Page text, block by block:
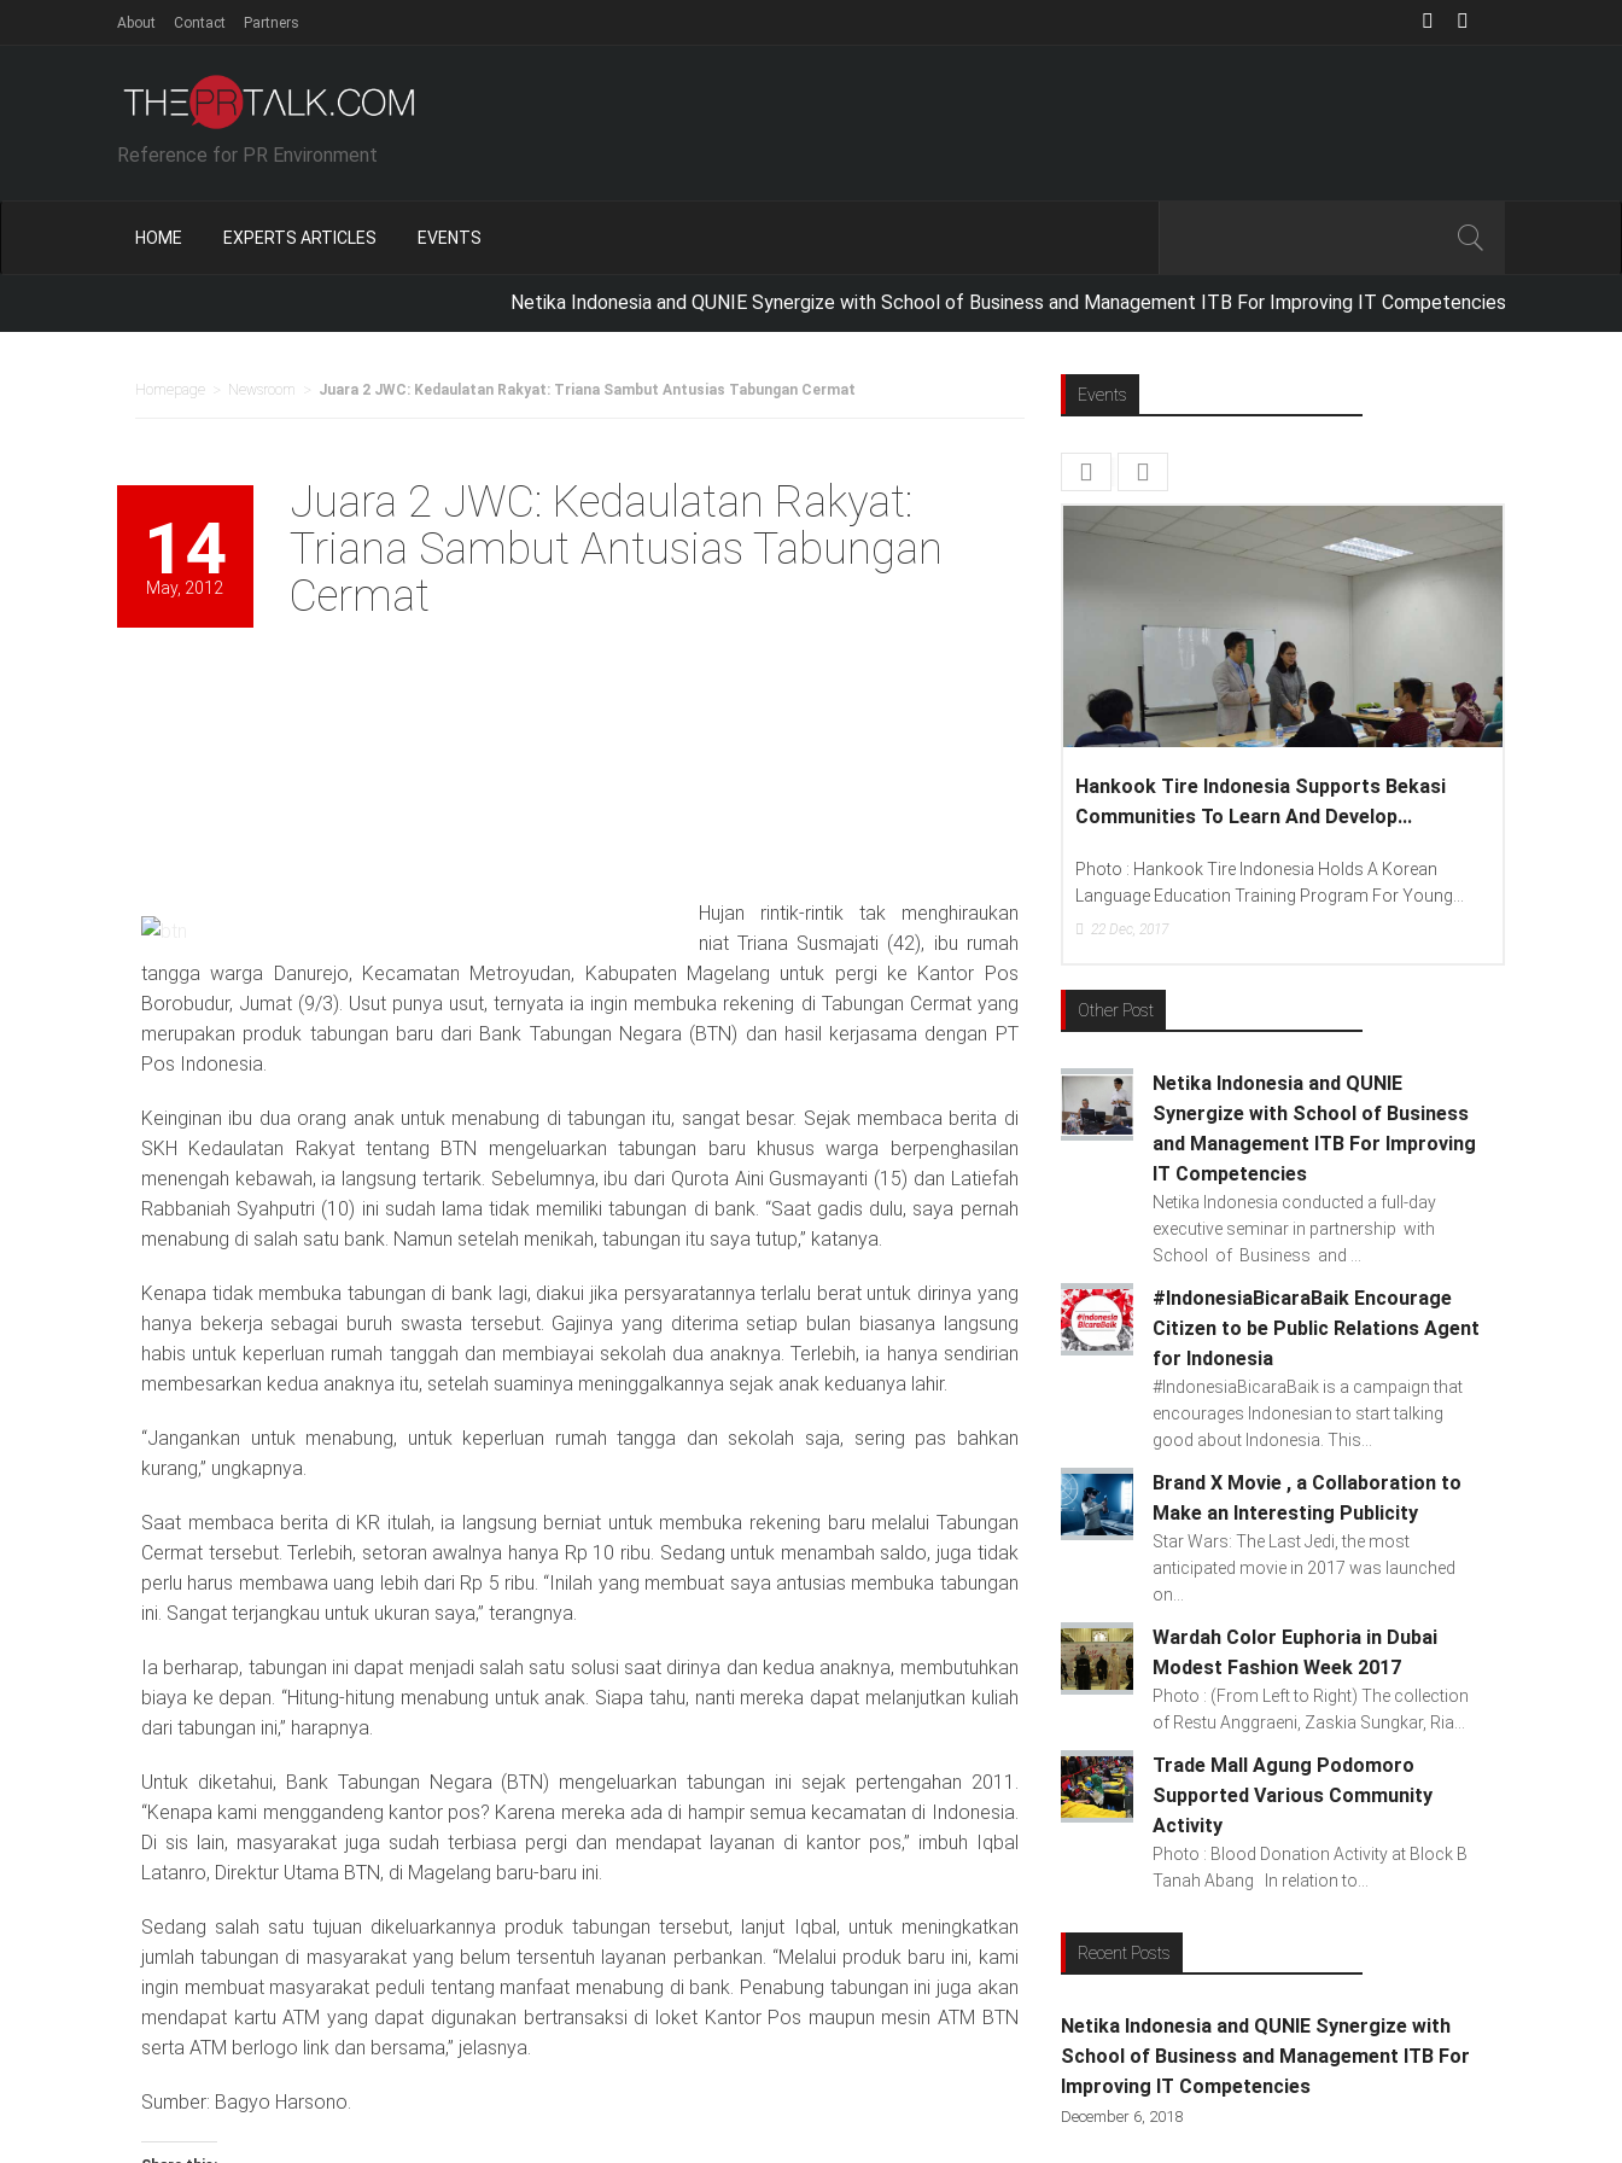
About Contact Partners
Reference for PR Environment
HOME EXPERTS ARTICLES EVENTS
Netika Indonesia and QUNIE Synergize with School of Business and Management ITB For Improving IT Competencies,Netika Indonesia
Homepage Newsroom Juara 2 JWC: Kedaulatan Rakyat: Triana Sambut Antusias Tabungan Cermat
14
May, 2012
Juara 2 JWC: Kedaulatan Rakyat:
Triana Sambut Antusias Tabungan
Cermat
Hujan rintik-rintik tak menghiraukan
niat Triana Susmajati (42), ibu rumah
tangga warga Danurejo, Kecamatan Metroyudan, Kabupaten Magelang untuk pergi ke Kantor Pos
Borobudur, Jumat (9/3). Usut punya usut, ternyata ia ingin membuka rekening di Tabungan Cermat yang
merupakan produk tabungan baru dari Bank Tabungan Negara (BTN) dan hasil kerjasama dengan PT
Pos Indonesia.
Keinginan ibu dua orang anak untuk menabung di tabungan itu, sangat besar. Sejak membaca berita di
SKH Kedaulatan Rakyat tentang BTN mengeluarkan tabungan baru khusus warga berpenghasilan
menengah kebawah, ia langsung tertarik. Sebelumnya, ibu dari Qurota Aini Gusmayanti (15) dan Latiefah
Rabbaniah Syahputri (10) ini sudah lama tidak memiliki tabungan di bank. “Saat gadis dulu, saya pernah
menabung di salah satu bank. Namun setelah menikah, tabungan itu saya tutup,” katanya.
Kenapa tidak membuka tabungan di bank lagi, diakui jika persyaratannya terlalu berat untuk dirinya yang
hanya bekerja sebagai buruh swasta tersebut. Gajinya yang diterima setiap bulan biasanya langsung
habis untuk keperluan rumah tanggah dan membiayai sekolah dua anaknya. Terlebih, ia hanya sendirian
membesarkan kedua anaknya itu, setelah suaminya meninggalkannya sejak anak keduanya lahir.
“Jangankan untuk menabung, untuk keperluan rumah tangga dan sekolah saja, sering pas bahkan
kurang,” ungkapnya.
Saat membaca berita di KR itulah, ia langsung berniat untuk membuka rekening baru melalui Tabungan
Cermat tersebut. Terlebih, setoran awalnya hanya Rp 10 ribu. Sedang untuk menambah saldo, juga tidak
perlu harus membawa uang lebih dari Rp 5 ribu. “Inilah yang membuat saya antusias membuka tabungan
ini. Sangat terjangkau untuk ukuran saya,” terangnya.
Ia berharap, tabungan ini dapat menjadi salah satu solusi saat dirinya dan kedua anaknya, membutuhkan
biaya ke depan. “Hitung-hitung menabung untuk anak. Siapa tahu, nanti mereka dapat melanjutkan kuliah
dari tabungan ini,” harapnya.
Untuk diketahui, Bank Tabungan Negara (BTN) mengeluarkan tabungan ini sejak pertengahan 2011.
“Kenapa kami menggandeng kantor pos? Karena mereka ada di hampir semua kecamatan di Indonesia.
Di sis lain, masyarakat juga sudah terbiasa pergi dan mendapat layanan di kantor pos,” imbuh Iqbal
Latanro, Direktur Utama BTN, di Magelang baru-baru ini.
Sedang salah satu tujuan dikeluarkannya produk tabungan tersebut, lanjut Iqbal, untuk meningkatkan
jumlah tabungan di masyarakat yang belum tersentuh layanan perbankan. “Melalui produk baru ini, kami
ingin membuat masyarakat peduli tentang manfaat menabung di bank. Penabung tabungan ini juga akan
mendapat kartu ATM yang dapat digunakan bertransaksi di loket Kantor Pos maupun mesin ATM BTN
serta ATM berlogo link dan bersama,” jelasnya.
Sumber: Bagyo Harsono.
Events
Hankook Tire Indonesia Supports Bekasi
Communities To Learn And Develop...
Photo : Hankook Tire Indonesia Holds A Korean
Language Education Training Program For Young...
22 Dec, 2017
Other Post
Netika Indonesia and QUNIE
Synergize with School of Business
and Management ITB For Improving
IT Competencies
Netika Indonesia conducted a full-day
executive seminar in partnership with
School of Business and ...
#IndonesiaBicaraBaik Encourage
Citizen to be Public Relations Agent
for Indonesia
#IndonesiaBicaraBaik is a campaign that
encourages Indonesian to start talking
good about Indonesia. This...
Brand X Movie , a Collaboration to
Make an Interesting Publicity
Star Wars: The Last Jedi, the most
anticipated movie in 2017 was launched
on...
Wardah Color Euphoria in Dubai
Modest Fashion Week 2017
Photo : (From Left to Right) The collection
of Restu Anggraeni, Zaskia Sungkar, Ria...
Trade Mall Agung Podomoro
Supported Various Community
Activity
Photo : Blood Donation Activity at Block B
Tanah Abang In relation to...
Recent Posts
Netika Indonesia and QUNIE Synergize with
School of Business and Management ITB For
Improving IT Competencies
December 6, 2018